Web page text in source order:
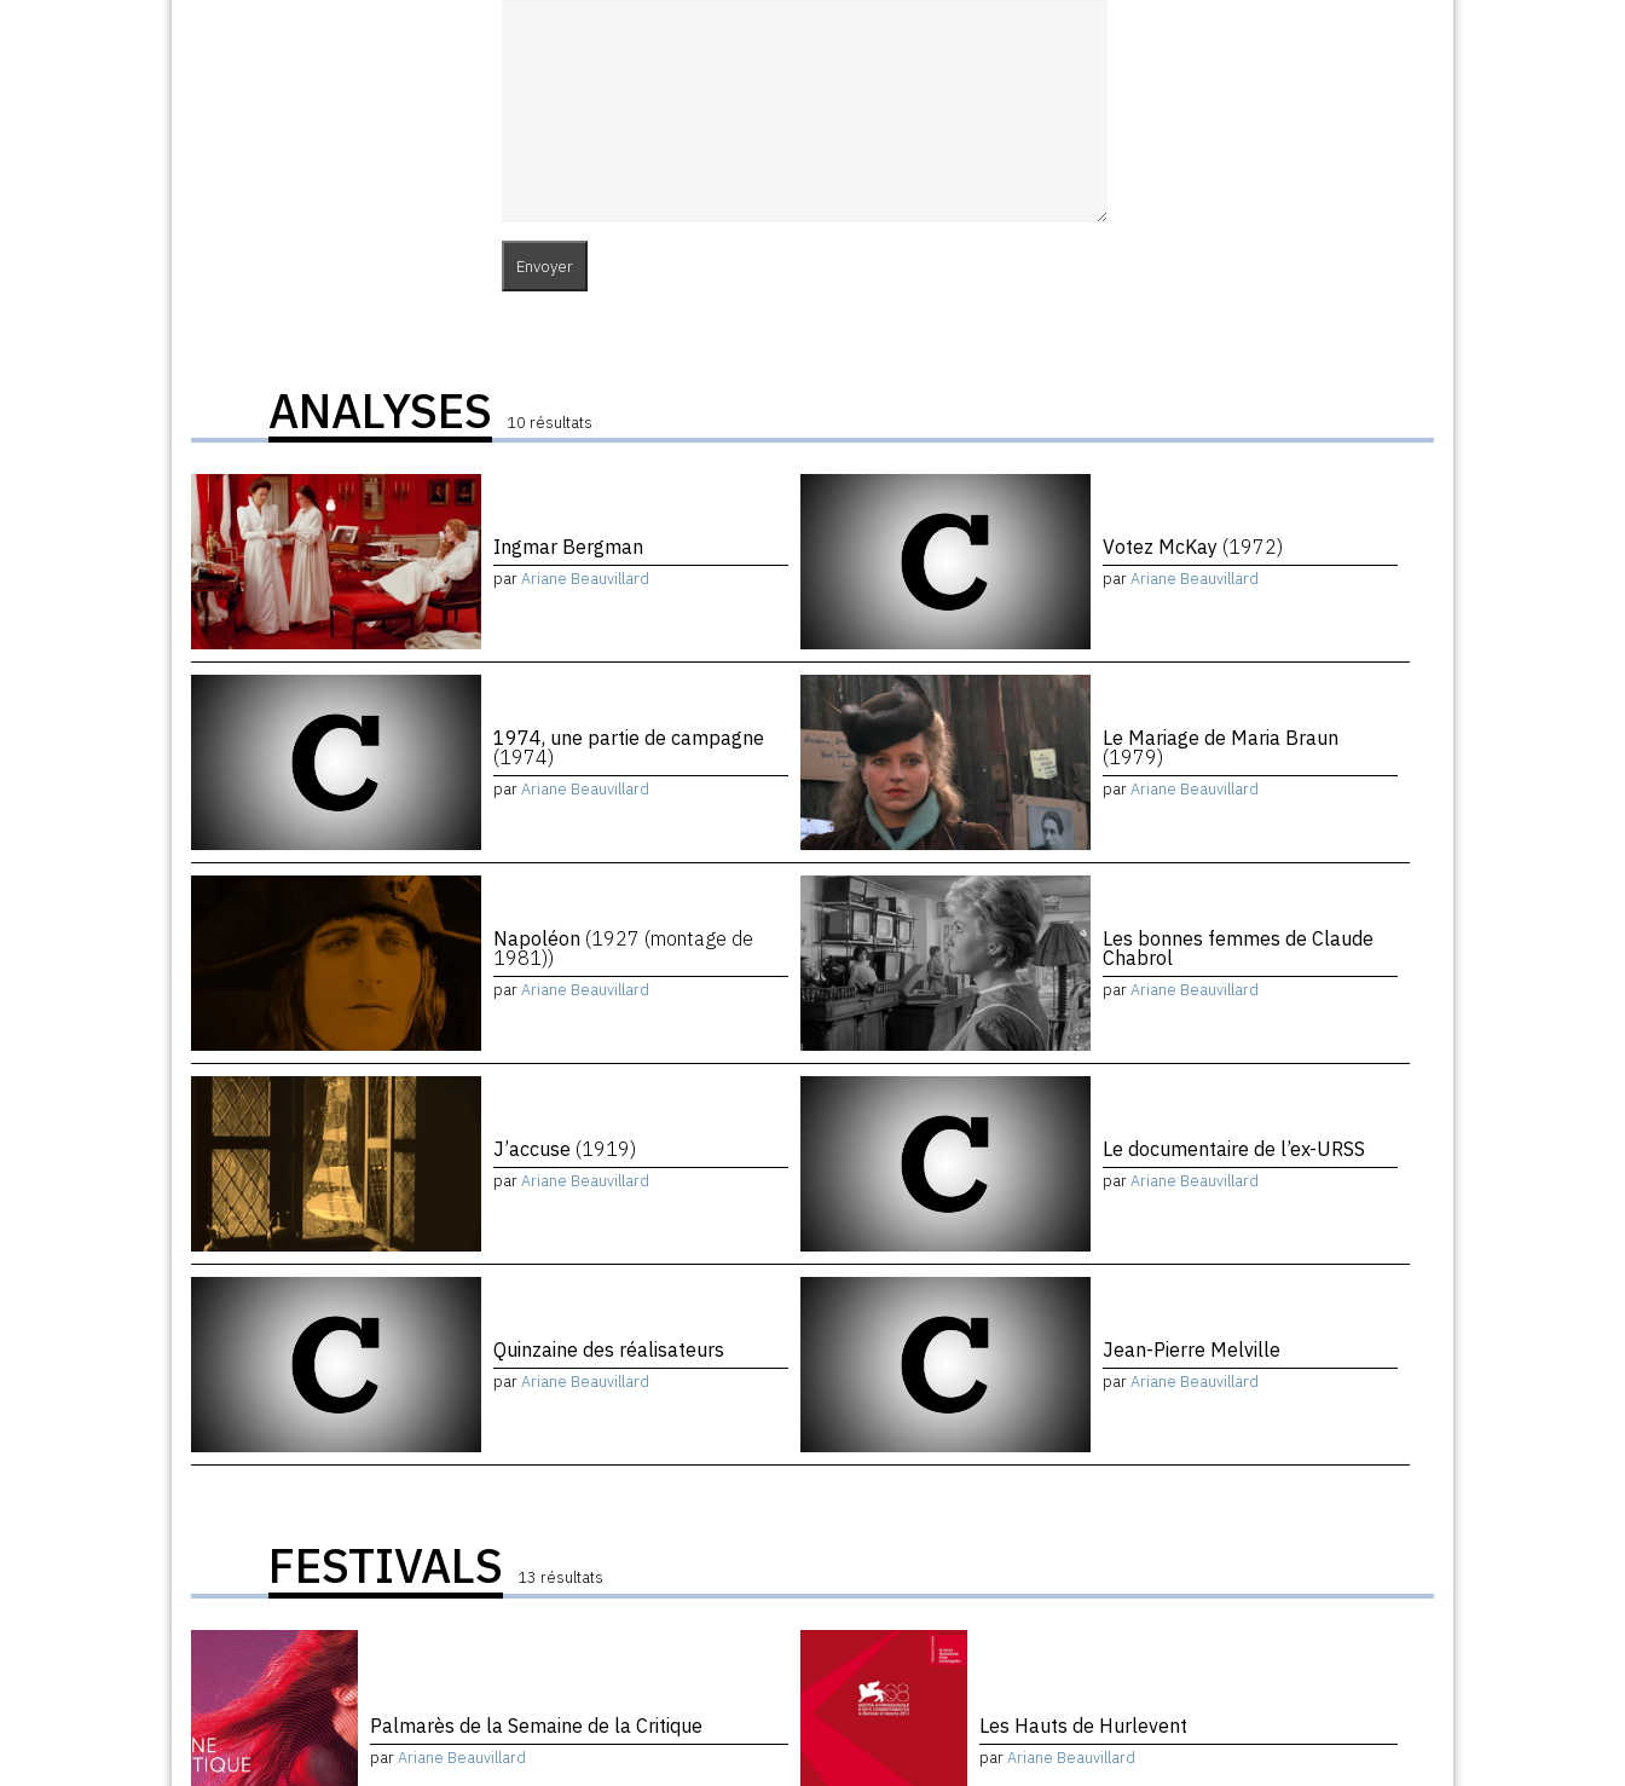
ANALYSES 10 résultats
Ingmar Bergman
parAriane Beauvillard
Votez McKay (1972)
parAriane Beauvillard
1974, une partie de campagne
(1974)
parAriane Beauvillard
Le Mariage de Maria Braun
(1979)
parAriane Beauvillard
Napoléon (1927 (montage de
1981))
parAriane Beauvillard
Les bonnes femmes de Claude
Chabrol
parAriane Beauvillard
J’accuse (1919)
parAriane Beauvillard
Le documentaire de l’ex-URSS
parAriane Beauvillard
Quinzaine des réalisateurs
parAriane Beauvillard
Jean-Pierre Melville
parAriane Beauvillard
FESTIVALS 13 résultats
Palmarès de la Semaine de la Critique
parAriane Beauvillard
Les Hauts de Hurlevent
parAriane Beauvillard